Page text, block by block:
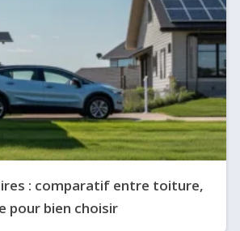
: comparatif entre toiture,
pour bien choisir